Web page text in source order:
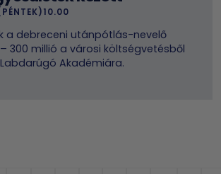
a debreceni utánpótlás-nevelő
300 millió a városi költségvetésből
Akadémiára.